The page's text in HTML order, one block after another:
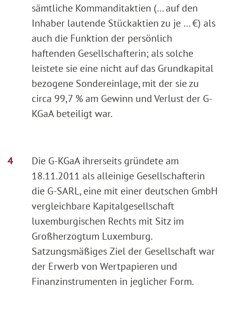
sämtliche Kommanditaktien (… auf den
Inhaber lautende Stückaktien zu je … €) als
auch die Funktion der persönlich
haftenden Gesellschafterin; als solche
leistete sie eine nicht auf das Grundkapital
bezogene Sondereinlage, mit der sie zu
circa 99,7 % am Gewinn und Verlust der G-
KGaA beteiligt war.
Die G-KGaA ihrerseits gründete am
18.11.2011 als alleinige Gesellschafterin
die G-SARL, eine mit einer deutschen GmbH
vergleichbare Kapitalgesellschaft
luxemburgischen Rechts mit Sitz im
Großherzogtum Luxemburg.
Satzungsmäßiges Ziel der Gesellschaft war
der Erwerb von Wertpapieren und
Finanzinstrumenten in jeglicher Form.